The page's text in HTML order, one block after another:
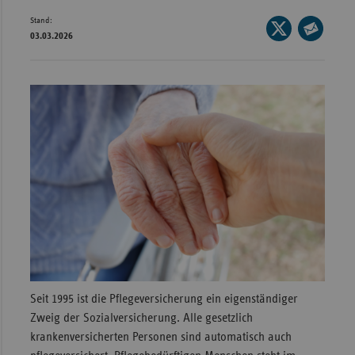
Stand:
03.03.2026
Seite
auf
E-
Mail
Seit 1995 ist die Pflegeversicherung ein eigenständiger
Zweig der Sozialversicherung. Alle gesetzlich
krankenversicherten Personen sind automatisch auch